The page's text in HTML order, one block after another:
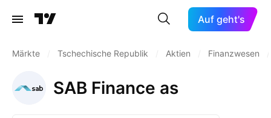
Auf geht's
Märkte Tschechische Republik Aktien Finanzwesen
SAB Finance as